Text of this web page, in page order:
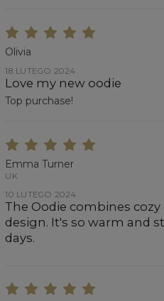
Olivia
18 LUTEGO 2024
Love my new oodie
Top purchase!
Emma Turner
UK
10 LUTEGO 2024
The Oodie combines
design. It's so warm and
days.